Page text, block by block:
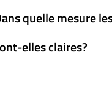
quelle mesure
elles claires?